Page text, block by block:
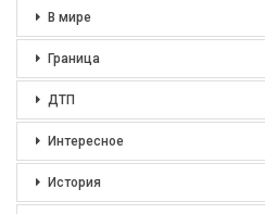
В мире
Граница
ДТП
Интересное
История